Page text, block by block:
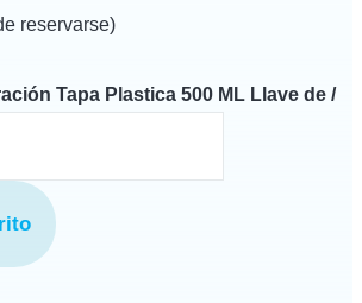
reservarse)
Tapa Plastica 500 ML Llave de /